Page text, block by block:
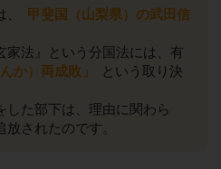
、
甲斐国（山梨県）の武田信
家法』という分国法には、有
か）両成敗」
という取り決
した部下は、理由に関わら
されたのです。